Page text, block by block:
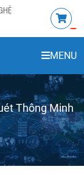
MENU
Thông Minh